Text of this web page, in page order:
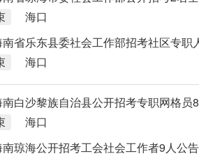
海口
省乐东县委社会工作部招考社区专职
海口
白沙黎族自治县公开招考专职网格员
海口
琼海公开招考工会社会工作者9人公告